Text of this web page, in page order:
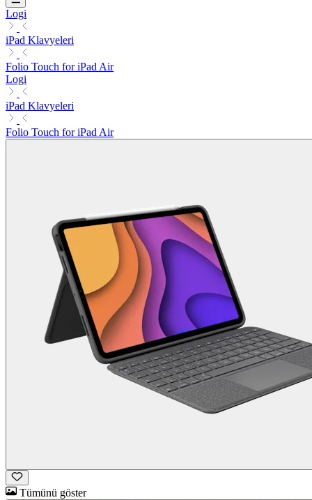
Logi
iPad Klavyeleri
Folio Touch for iPad Air
Logi
iPad Klavyeleri
Folio Touch for iPad Air
Tümünü göster